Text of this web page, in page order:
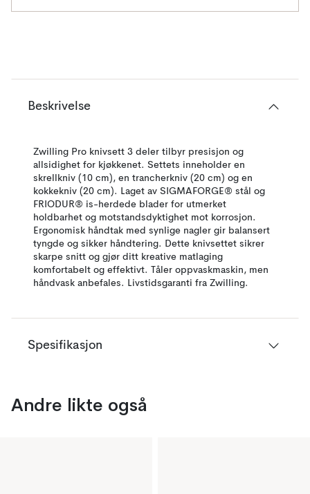
Beskrivelse
Zwilling Pro knivsett 3 deler tilbyr presisjon og
allsidighet for kjøkkenet. Settets inneholder en
skrellkniv (10 cm), en trancherkniv (20 cm) og en
kokkekniv (20 cm). Laget av SIGMAFORGE® stål og
FRIODUR® is-herdede blader for utmerket
holdbarhet og motstandsdyktighet mot korrosjon.
Ergonomisk håndtak med synlige nagler gir balansert
tyngde og sikker håndtering. Dette knivsettet sikrer
skarpe snitt og gjør ditt kreative matlaging
komfortabelt og effektivt. Tåler oppvaskmaskin, men
håndvask anbefales. Livstidsgaranti fra Zwilling.
Spesifikasjon
Andre likte også